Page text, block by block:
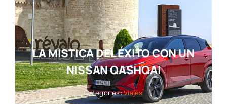
LA MISTICA DEL ÉXITO CON UN
NISSAN QASHQAI
Categories:Viajes